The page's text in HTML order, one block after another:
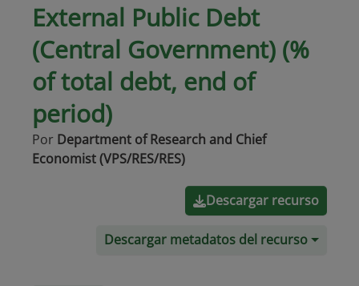
External Public Debt
(Central Government) (%
of total debt, end of
period)
Por Department of Research and Chief
Economist (VPS/RES/RES)
Descargar recurso
Descargar metadatos del recurso